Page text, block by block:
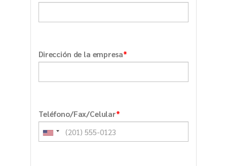
Dirección de la empresa*
Teléfono/Fax/Celular*